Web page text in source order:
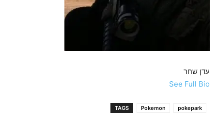
עדן שחר
See Full Bio
TAGS Pokemon pokepark